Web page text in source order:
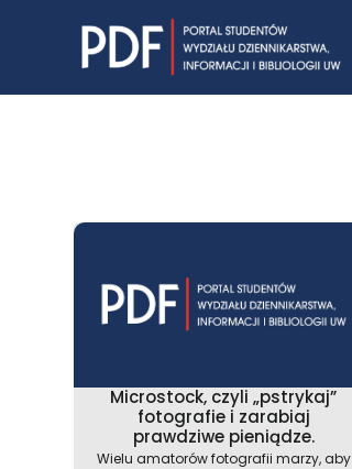
Microstock, czyli „pstrykaj”
fotografie i zarabiaj
prawdziwe pieniądze.
Wielu amatorów fotografii marzy, aby